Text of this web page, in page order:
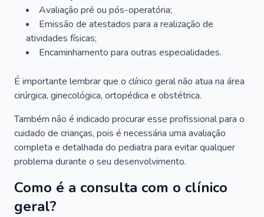
Avaliação pré ou pós-operatória;
Emissão de atestados para a realização de
atividades físicas;
Encaminhamento para outras especialidades.
É importante lembrar que o clínico geral não atua na área
cirúrgica, ginecológica, ortopédica e obstétrica.
Também não é indicado procurar esse profissional para o
cuidado de crianças, pois é necessária uma avaliação
completa e detalhada do pediatra para evitar qualquer
problema durante o seu desenvolvimento.
Como é a consulta com o clínico
geral?